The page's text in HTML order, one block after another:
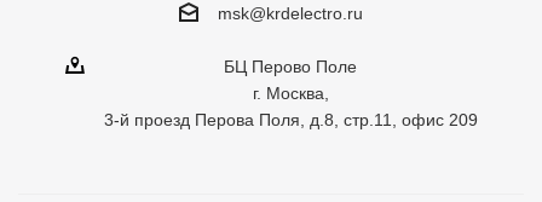
msk@krdelectro.ru
БЦ Перово Поле
г. Москва,
3-й проезд Перова Поля, д.8, стр.11, офис 209